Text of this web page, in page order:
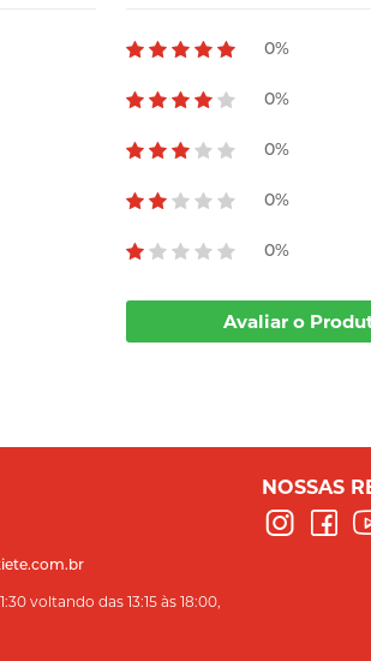
0%
0%
0%
0%
0%
Avaliar o
voltando das 13:15 às 18:00,
NOSSAS